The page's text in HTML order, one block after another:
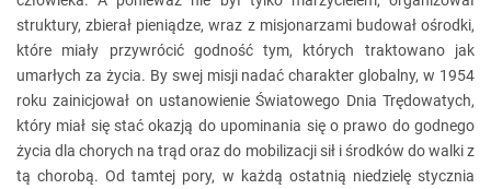
struktury, zbierał pieniądze, wraz z misjonarzami budował ośrodki,
które miały przywrócić godność tym, których traktowano jak
umarłych za życia. By swej misji nadać charakter globalny, w 1954
roku zainicjował on ustanowienie Światowego Dnia Trędowatych,
który miał się stać okazją do upominania się o prawo do godnego
życia dla chorych na trąd oraz do mobilizacji sił i środków do walki z
tą chorobą. Od tamtej pory, w każdą ostatnią niedzielę stycznia